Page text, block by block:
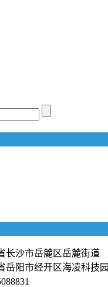
长沙市岳麓区岳麓街道
岳阳市经开区海凌科技园